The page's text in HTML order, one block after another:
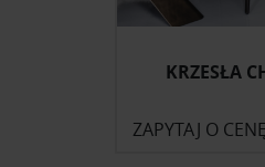
KRZESŁA
ZAPYTAJ O